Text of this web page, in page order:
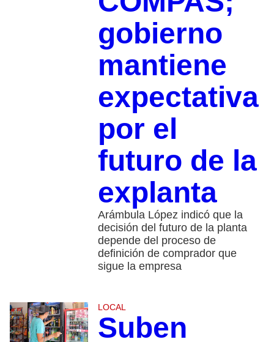
gobierno
mantiene
expectativa
por el
futuro de la
explanta
Arámbula López indicó que la
decisión del futuro de la planta
depende del proceso de
definición de comprador que
sigue la empresa
LOCAL
Suben